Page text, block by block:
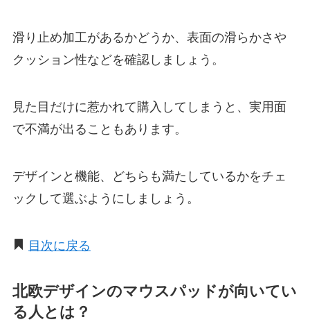
滑り止め加工があるかどうか、表面の滑らかさや
クッション性などを確認しましょう。
見た目だけに惹かれて購入してしまうと、実用面
で不満が出ることもあります。
デザインと機能、どちらも満たしているかをチェ
ックして選ぶようにしましょう。
目次に戻る
北欧デザインのマウスパッドが向いてい
る人とは？